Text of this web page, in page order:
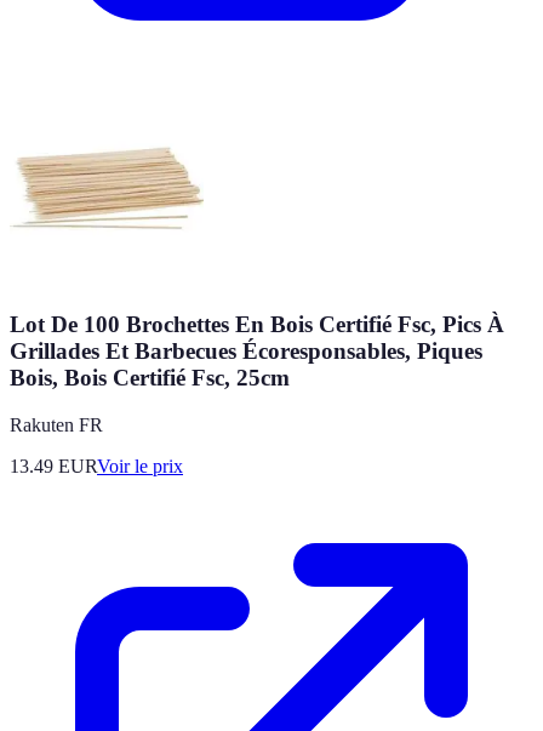
Lot De 100 Brochettes En Bois Certifié Fsc, Pics À
Grillades Et Barbecues Écoresponsables, Piques
Bois, Bois Certifié Fsc, 25cm
Rakuten FR
13.49 EURVoir le prix